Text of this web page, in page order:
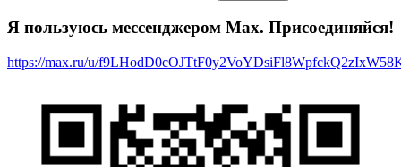
Я пользуюсь мессенджером Max. Присоединяйся!
https://max.ru/u/